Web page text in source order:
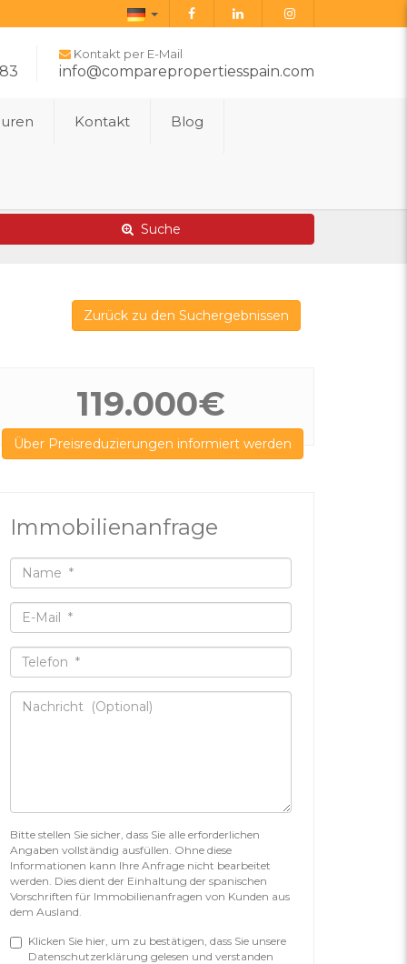
Deutsch
Kontakt per E-Mail
info@comparepropertiesspain.com
Kontakt Blog
Suche
Zurück zu den Suchergebnissen
119.000€
Über Preisreduzierungen informiert werden
Immobilienanfrage
Bitte stellen Sie sicher, dass Sie alle erforderlichen
Angaben vollständig ausfüllen. Ohne diese
Informationen kann Ihre Anfrage nicht bearbeitet
werden. Dies dient der Einhaltung der spanischen
Vorschriften für Immobilienanfragen von Kunden aus
dem Ausland.
Klicken Sie hier, um zu bestätigen, dass Sie unsere
Datenschutzerklärung gelesen und verstanden